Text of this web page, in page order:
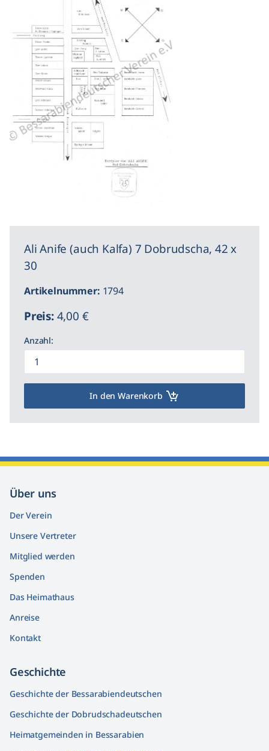
Ali Anife (auch Kalfa) 7 Dobrudscha, 42 x
30
Artikelnummer: 1794
Preis:4,00 €
Anzahl:
In den Warenkorb
Über uns
Der Verein
Unsere Vertreter
Mitglied werden
Spenden
Das Heimathaus
Anreise
Kontakt
Geschichte
Geschichte der Bessarabiendeutschen
Geschichte der Dobrudschadeutschen
Heimatgemeinden in Bessarabien